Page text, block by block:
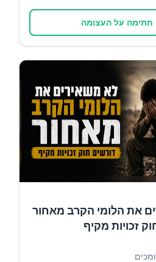
חתימה על העצומה
את הלומי הקרב מאחור
זכויות מקיף